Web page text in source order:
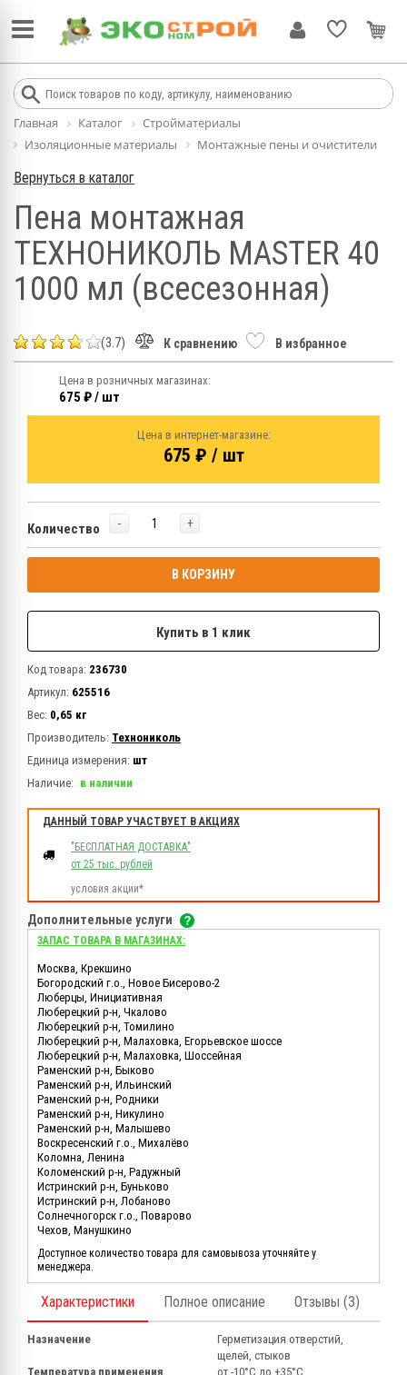
Главная Каталог
Стройматериалы
Изоляционные материалы
Монтажные пены и очистители
Вернуться в каталог
Пена монтажная
ТЕХНОНИКОЛЬ MASTER 40
1000 мл (всесезонная)
(3.7) К сравнению В избранное
Цена в розничных магазинах:
675 ₽ / шт
Цена в интернет-магазине:
675 ₽ / шт
Количество - +
В КОРЗИНУ
Купить в 1 клик
Код товара: 236730
Артикул: 625516
Вес: 0,65 кг
Производитель: Технониколь
Единица измерения: шт
Наличие: в наличии
ДАННЫЙ ТОВАР УЧАСТВУЕТ В АКЦИЯХ
"БЕСПЛАТНАЯ ДОСТАВКА"
от 25 тыс. рублей
условия акции*
Дополнительные услуги
ЗАПАС ТОВАРА В МАГАЗИНАХ:
Москва, Крекшино
Богородский г.о., Новое Бисерово-2
Люберцы, Инициативная
Люберецкий р-н, Чкалово
Люберецкий р-н, Томилино
Люберецкий р-н, Малаховка, Егорьевское шоссе
Люберецкий р-н, Малаховка, Шоссейная
Раменский р-н, Быково
Раменский р-н, Ильинский
Раменский р-н, Родники
Раменский р-н, Никулино
Раменский р-н, Малышево
Воскресенский г.о., Михалёво
Коломна, Ленина
Коломенский р-н, Радужный
Истринский р-н, Буньково
Истринский р-н, Лобаново
Солнечногорск г.о., Поварово
Чехов, Манушкино
Доступное количество товара для самовывоза уточняйте у
менеджера.
Характеристики Полное описание Отзывы (3)
Назначение
Герметизация отверстий,
щелей, стыков
Температура применения
от -10°C до +35°C